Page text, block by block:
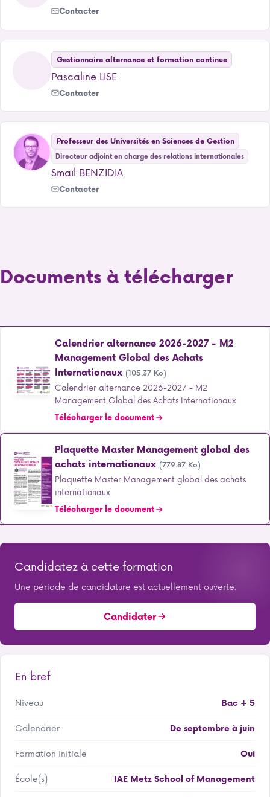
Contacter
Gestionnaire alternance et formation continue
Pascaline LISE
Contacter
Professeur des Universités en Sciences de Gestion
Directeur adjoint en charge des relations internationales
Smaïl BENZIDIA
Contacter
Documents à télécharger
Calendrier alternance 2026-2027 - M2
Management Global des Achats
Internationaux (105.37 Ko)
Calendrier alternance 2026-2027 - M2
Management Global des Achats Internationaux
Télécharger le document
Plaquette Master Management global des
achats internationaux (779.87 Ko)
Plaquette Master Management global des achats
internationaux
Télécharger le document
Candidatez à cette formation
Une période de candidature est actuellement ouverte.
Candidater
En bref
Niveau Bac + 5
Calendrier De septembre à juin
Formation initiale Oui
École(s) IAE Metz School of Management